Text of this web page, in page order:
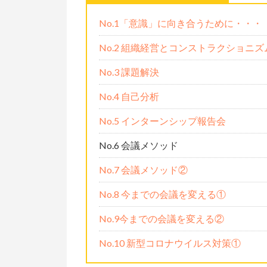
No.1「意識」に向き合うために・・・
No.2 組織経営とコンストラクショニズ
No.3 課題解決
No.4 自己分析
No.5 インターンシップ報告会
No.6 会議メソッド
No.7 会議メソッド②
No.8 今までの会議を変える①
No.9今までの会議を変える②
No.10 新型コロナウイルス対策①